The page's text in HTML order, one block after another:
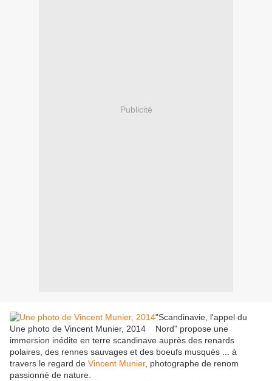
Publicité
Une photo de Vincent Munier, 2014
"Scandinavie, l'appel du
Nord" propose une
immersion inédite en terre scandinave auprès des renards
polaires, des rennes sauvages et des boeufs musqués ... à
travers le regard de Vincent Munier, photographe de renom
passionné de nature.